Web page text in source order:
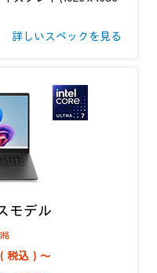
詳しいスペックを見る
モデル
税込）～